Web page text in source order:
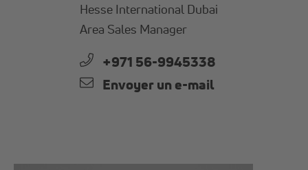
Hesse International Dubai
Area Sales Manager
+971 56-9945338
Envoyer un e-mail